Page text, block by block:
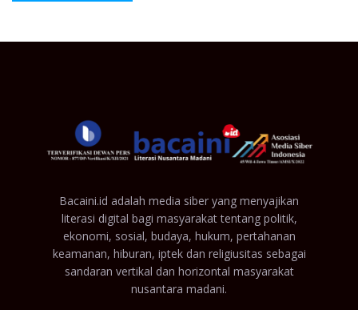
Bacaini.id adalah media siber yang menyajikan
literasi digital bagi masyarakat tentang politik,
ekonomi, sosial, budaya, hukum, pertahanan
keamanan, hiburan, iptek dan religiusitas sebagai
sandaran vertikal dan horizontal masyarakat
nusantara madani.